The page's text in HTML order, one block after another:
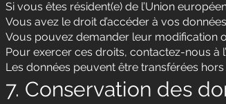
Si vous êtes résident(e) de l’Union
Vous avez le droit d’accéder à vos
Vous pouvez demander leur modification
Pour exercer ces droits, contactez-nous à
Les données peuvent être transférées
7. Conservation des